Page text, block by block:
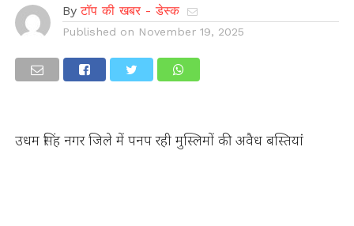
By टॉप की खबर - डेस्क
Published on November 19, 2025
उधम सिंह नगर जिले में पनप रही मुस्लिमों की अवैध बस्तियां